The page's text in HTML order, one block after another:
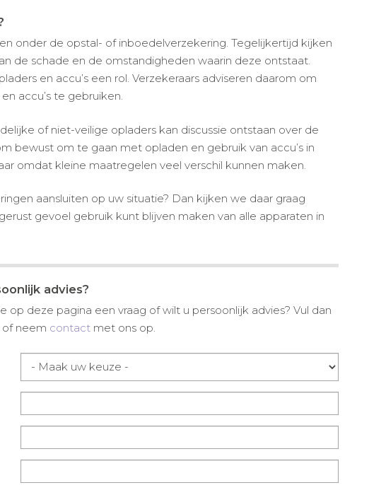
onder de opstal- of inboedelverzekering. Tegelijkertijd kijken
de schade en de omstandigheden waarin deze ontstaat.
en accu’s een rol. Verzekeraars adviseren daarom om
accu’s te gebruiken.
of niet-veilige opladers kan discussie ontstaan over de
bewust om te gaan met opladen en gebruik van accu’s in
omdat kleine maatregelen veel verschil kunnen maken.
aansluiten op uw situatie? Dan kijken we daar graag
gevoel gebruik kunt blijven maken van alle apparaten in
advies?
op deze pagina een vraag of wilt u persoonlijk advies? Vul dan
neem contact met ons op.